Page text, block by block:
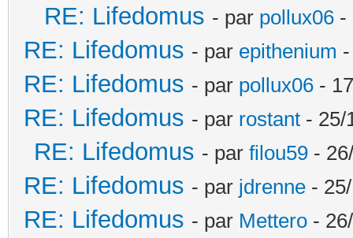
RE: Lifedomus - par pollux06 -
RE: Lifedomus - par epithenium
RE: Lifedomus - par pollux06 -
RE: Lifedomus - par rostant - 25/
RE: Lifedomus - par filou59 -
RE: Lifedomus - par jdrenne -
RE: Lifedomus - par Mettero -